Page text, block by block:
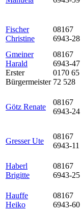
Fischer
Christine
08167
6943-28
Gmeiner
Harald
Erster
Bürgermeister
08167
6943-47
0170 65
72 528
Götz Renate
08167
6943-24
Gresser Ute
08167
6943-11
Haberl
Brigitte
08167
6943-25
Hauffe
Heiko
08167
6943-60